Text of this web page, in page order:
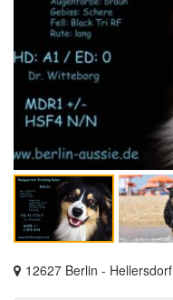
12627 Berlin - Hellersdorf